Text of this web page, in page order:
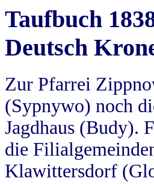
Taufbuch
Deutsch
Zur Pfarrei
(Sypnywo) noch
Jagdhaus (Budy).
die
Klawittersdorf